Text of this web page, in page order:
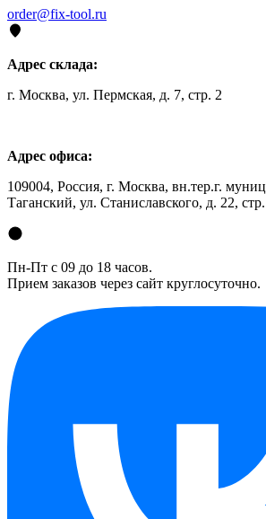
order@fix-tool.ru
Адрес склада:
г. Москва, ул. Пермская, д. 7, стр. 2
Адрес офиса:
109004, Россия, г. Москва, вн.тер.г.
Таганский, ул. Станиславского, д. 22,
Пн-Пт с 09 до 18 часов.
Прием заказов через сайт круглосуточно.